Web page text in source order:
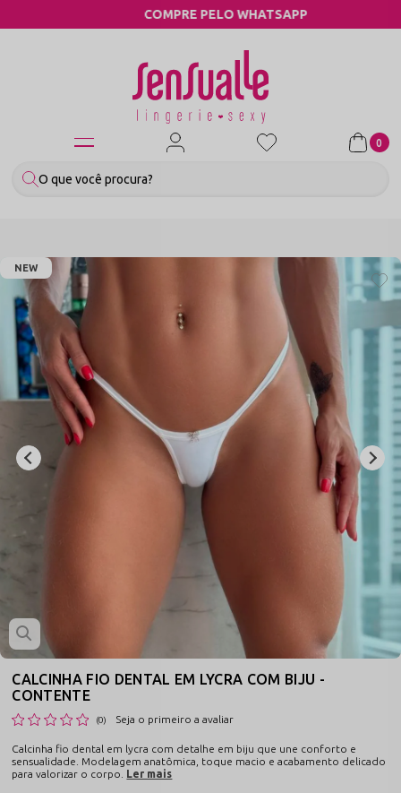
COMPRE PELO WHATSAPP
0
NEW
CALCINHA FIO DENTAL EM LYCRA COM BIJU -
CONTENTE
(0) Seja o primeiro a avaliar
Calcinha fio dental em lycra com detalhe em biju que une conforto e
sensualidade. Modelagem anatômica, toque macio e acabamento delicado
para valorizar o corpo.
Ler mais